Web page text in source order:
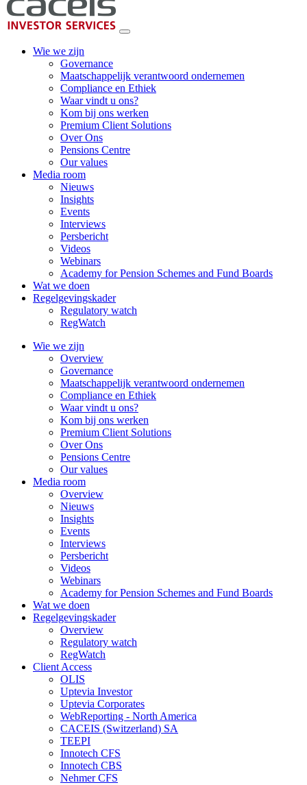
Wie we zijn
Governance
Maatschappelijk verantwoord ondernemen
Compliance en Ethiek
Waar vindt u ons?
Kom bij ons werken
Premium Client Solutions
Over Ons
Pensions Centre
Our values
Media room
Nieuws
Insights
Events
Interviews
Persbericht
Videos
Webinars
Academy for Pension Schemes and Fund Boards
Wat we doen
Regelgevingskader
Regulatory watch
RegWatch
Wie we zijn
Overview
Governance
Maatschappelijk verantwoord ondernemen
Compliance en Ethiek
Waar vindt u ons?
Kom bij ons werken
Premium Client Solutions
Over Ons
Pensions Centre
Our values
Media room
Overview
Nieuws
Insights
Events
Interviews
Persbericht
Videos
Webinars
Academy for Pension Schemes and Fund Boards
Wat we doen
Regelgevingskader
Overview
Regulatory watch
RegWatch
Client Access
OLIS
Uptevia Investor
Uptevia Corporates
WebReporting - North America
CACEIS (Switzerland) SA
TEEPI
Innotech CFS
Innotech CBS
Nehmer CFS